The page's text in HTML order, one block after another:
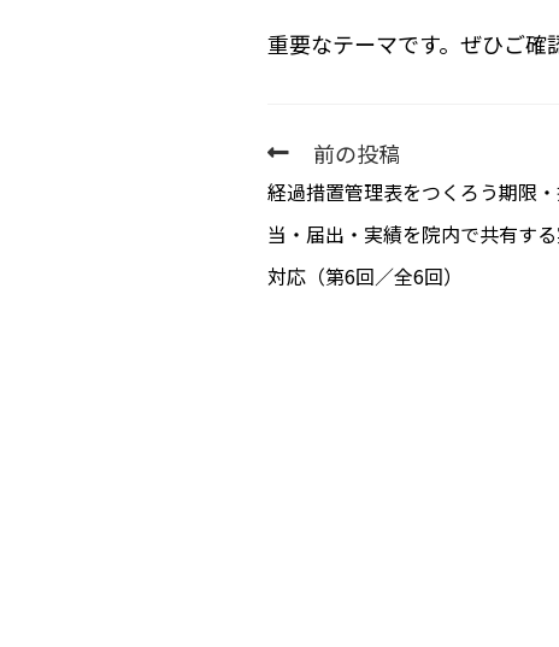
重要なテーマです。ぜひご確
前の投稿
経過措置管理表をつくろう――期限
当・届出・実績を院内で共有す
対応（第6回／全6回）